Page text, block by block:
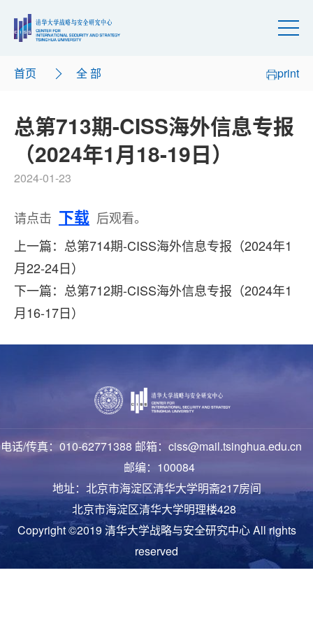
首页 全 部 print
总第713期-CISS海外信息专报
（2024年1月18-19日）
2024-01-23
请点击 下载 后观看。
上一篇：总第714期-CISS海外信息专报（2024年1
月22-24日）
下一篇：总第712期-CISS海外信息专报（2024年1
月16-17日）
电话/传真：010-62771388 邮箱：ciss@mail.tsinghua.edu.cn
邮编：100084
地址：北京市海淀区清华大学明斋217房间
北京市海淀区清华大学明理楼428
Copyright ©2019 清华大学战略与安全研究中心 All rights
reserved